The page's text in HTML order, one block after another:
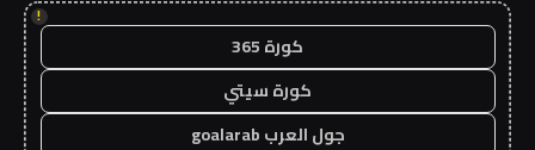
!
كورة 365
كورة سيتي
جول العرب goalarab